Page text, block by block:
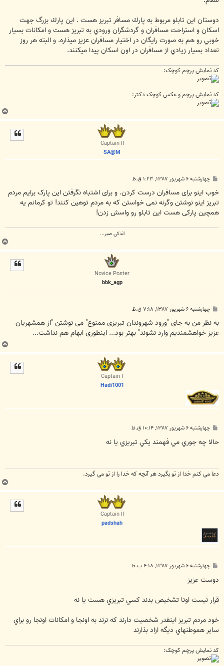
دوستان اين تابلو مربوط به پارك مسافر تبريز هست . اين پارك بزرگ جهت
اسكان و استراحت مسافران و گردشگران ورودي به تبريز هست و امكانات بسيار
خوبي رو هم به صورت رايگان در اختيار مسافران عزيز ميذاره. و البته هر روز
تعداد بسيار زيادي از مسافران در اون اسكان پيدا ميكنند.
کد نمایش پرچم کوچک:
کد نمایش پرچم و عکس کوچک دکتر:
Captain II
SA@M
س
ت
چهارشنبه ۶ شهریور ۱۳۸۷, ۱:۲۳ ق.ظ
خوب اینو برای مسافران درست کردن. و برای اشتباه نگرفتن این پارک برایم مردم
تبریز اینو نوشتن وگرنه نمی خواستن که به مردم توهین کنند! تو کرمانم یه
همچین پارکی هست این تابلو رو واسش زدن!
اندکی صبر...
Novice Poster
bbk_agp
س
ت
چهارشنبه ۶ شهریور ۱۳۸۷, ۷:۱۸ ق.ظ
به نظر من به جای "ورود شهروندان تبریزی ممنوع" می نوشتن "از همشهریان
عزیز خواهشمندیم وارد نشوند" بهتر بود... اینطوری ابهام هم نداشت...
Captain I
Hadi1001
س
ت
چهارشنبه ۶ شهریور ۱۳۸۷, ۱۰:۱۴ ق.ظ
حالا چه جوري مي فهمند يکي تبريزي يا نه
دعا مي كنم خدا از تو بگيرد هر آنچه كه خدا را از تو مي گيرد.
Captain II
padshah
س
ت
چهارشنبه ۶ شهریور ۱۳۸۷, ۴:۱۸ ب.ظ
دوست عزيز
قرار نيست اونا تشخيص بدند كسي تبريزي هست يا نه
خود مردم تبريز اينقدر شخصيت دارند كه نرند به اونجا و امكانات اونجا رو براي
ساير هموطنهاي ديگه ازاد بذارند
کد نمایش پرچم کوچک: